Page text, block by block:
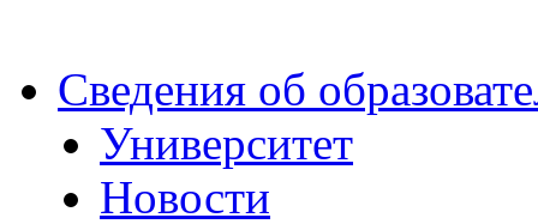
Сведения об
Университет
Новости